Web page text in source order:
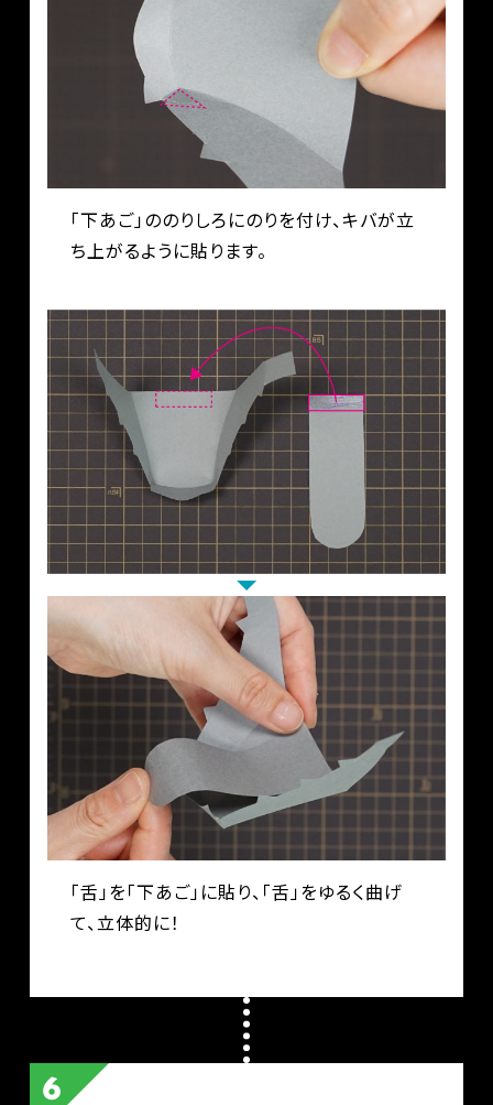
「下あご」ののりしろにのりを付け、キバが立
ち上がるように貼ります。
「舌」を「下あご」に貼り、「舌」をゆるく曲げ
て、立体的に！